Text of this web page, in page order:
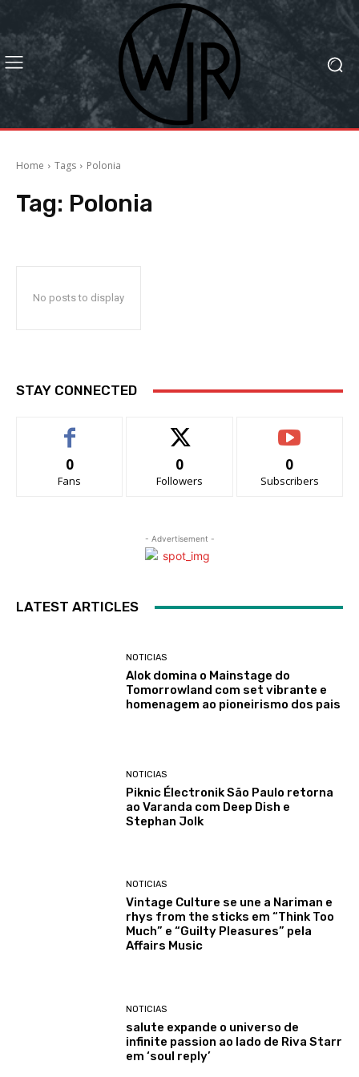
Home Tags Polonia
Tag: Polonia
No posts to display
STAY CONNECTED
0
Fans
0
Followers
0
Subscribers
- Advertisement -
LATEST ARTICLES
NOTICIAS
Alok domina o Mainstage do
Tomorrowland com set vibrante e
homenagem ao pioneirismo dos pais
NOTICIAS
Piknic Électronik São Paulo retorna
ao Varanda com Deep Dish e
Stephan Jolk
NOTICIAS
Vintage Culture se une a Nariman e
rhys from the sticks em “Think Too
Much” e “Guilty Pleasures” pela
Affairs Music
NOTICIAS
salute expande o universo de
infinite passion ao lado de Riva Starr
em ‘soul reply’